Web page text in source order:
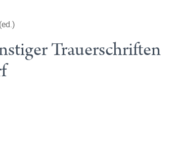
Trauerschriften